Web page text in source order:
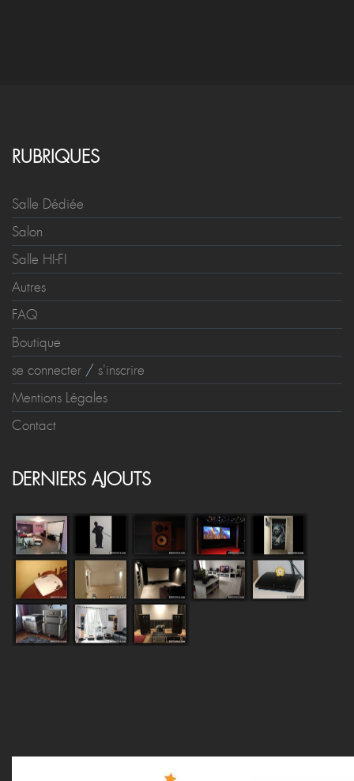
RUBRIQUES
Salle Dédiée
Salon
Salle HI-FI
Autres
FAQ
Boutique
se connecter / s'inscrire
Mentions Légales
Contact
DERNIERS AJOUTS